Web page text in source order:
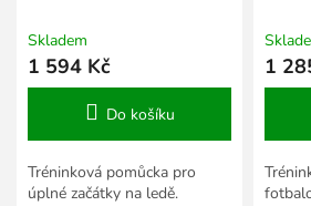
Skladem
1 594 Kč
Do košíku
Tréninková pomůcka pro
úplné začátky na ledě.
1